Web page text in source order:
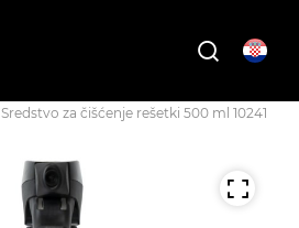
Sredstvo za čišćenje rešetki 500 ml 10241